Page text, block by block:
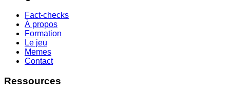
Fact-checks
À propos
Formation
Le jeu
Memes
Contact
Ressources